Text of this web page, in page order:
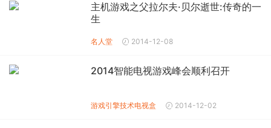
主机游戏之父拉尔夫·贝尔逝世:传奇的一
生
名人堂 2014-12-08
2014智能电视游戏峰会顺利召开
游戏引擎技术电视盒 2014-12-02